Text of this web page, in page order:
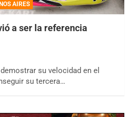
AIRES
a ser la referencia
su velocidad en el
su tercera…